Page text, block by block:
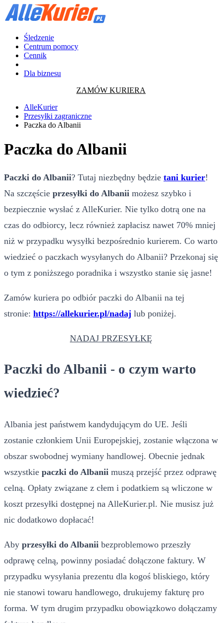
Śledzenie
Centrum pomocy
Cennik
Dla biznesu
ZAMÓW KURIERA
AlleKurier
Przesyłki zagraniczne
Paczka do Albanii
Paczka do Albanii
Paczki do Albanii? Tutaj niezbędny będzie tani kurier!
Na szczęście przesyłki do Albanii możesz szybko i
bezpiecznie wysłać z AlleKurier. Nie tylko dotrą one na
czas do odbiorcy, lecz również zapłacisz nawet 70% mniej
niż w przypadku wysyłki bezpośrednio kurierem. Co warto
wiedzieć o paczkach wysyłanych do Albanii? Przekonaj się
o tym z poniższego poradnika i wszystko stanie się jasne!
Zamów kuriera po odbiór paczki do Albanii na tej
stronie: https://allekurier.pl/nadaj lub poniżej.
NADAJ PRZESYŁKĘ
Paczki do Albanii - o czym warto
wiedzieć?
Albania jest państwem kandydującym do UE. Jeśli
zostanie członkiem Unii Europejskiej, zostanie włączona w
obszar swobodnej wymiany handlowej. Obecnie jednak
wszystkie paczki do Albanii muszą przejść przez odprawę
celną. Opłaty związane z cłem i podatkiem są wliczone w
koszt przesyłki dostępnej na AlleKurier.pl. Nie musisz już
nic dodatkowo dopłacać!
Aby przesyłki do Albanii bezproblemowo przeszły
odprawę celną, powinny posiadać dołączone faktury. W
przypadku wysyłania prezentu dla kogoś bliskiego, który
nie stanowi towaru handlowego, drukujemy fakturę pro
forma. W tym drugim przypadku obowiązkowo dołączamy